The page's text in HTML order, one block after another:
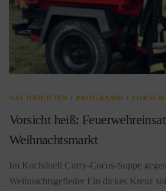
NACHRICHTEN / PROGRAMM /
Vorsicht heiß:
Weihnachtsmarkt
Im Kochduell Curry-Cocos-Suppe
Weihnachtsgefieder Ein dickes Kreuz